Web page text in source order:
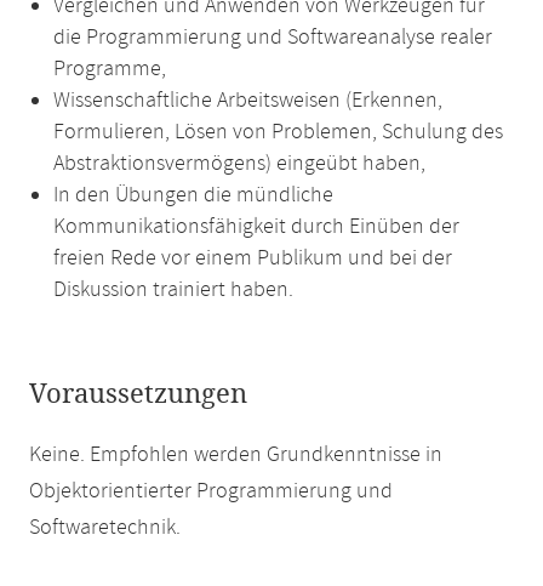
Vergleichen und Anwenden von Werkzeugen für
die Programmierung und Softwareanalyse realer
Programme,
Wissenschaftliche Arbeitsweisen (Erkennen,
Formulieren, Lösen von Problemen, Schulung des
Abstraktionsvermögens) eingeübt haben,
In den Übungen die mündliche
Kommunikationsfähigkeit durch Einüben der
freien Rede vor einem Publikum und bei der
Diskussion trainiert haben.
Voraussetzungen
Keine. Empfohlen werden Grundkenntnisse in
Objektorientierter Programmierung und
Softwaretechnik.